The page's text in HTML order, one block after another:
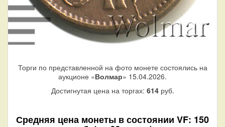
Торги по представленной на фото монете состоялись на
аукционе «Волмар» 15.04.2026.
Достигнутая цена на торгах: 614руб.
Средняя цена монеты в состоянии VF: 150